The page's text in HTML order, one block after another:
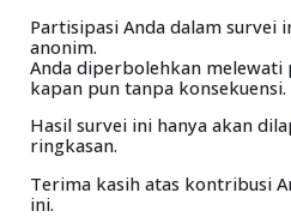
Partisipasi Anda dalam survei
anonim.
Anda diperbolehkan
kapan pun tanpa konsekuensi.
Hasil survei ini hanya akan
ringkasan.
Terima kasih atas kontribusi
ini.